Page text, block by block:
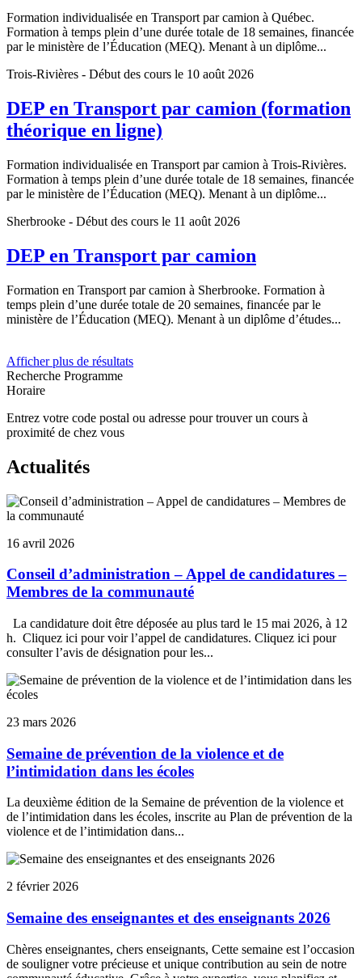
Formation individualisée en Transport par camion à Québec.
Formation à temps plein d’une durée totale de 18 semaines, financée
par le ministère de l’Éducation (MEQ). Menant à un diplôme...
Trois-Rivières - Début des cours le 10 août 2026
DEP en Transport par camion (formation
théorique en ligne)
Formation individualisée en Transport par camion à Trois-Rivières.
Formation à temps plein d’une durée totale de 18 semaines, financée
par le ministère de l’Éducation (MEQ). Menant à un diplôme...
Sherbrooke - Début des cours le 11 août 2026
DEP en Transport par camion
Formation en Transport par camion à Sherbrooke. Formation à
temps plein d’une durée totale de 20 semaines, financée par le
ministère de l’Éducation (MEQ). Menant à un diplôme d’études...
Afficher plus de résultats
Recherche Programme
Horaire
Entrez votre code postal ou adresse pour trouver un cours à
proximité de chez vous
Actualités
16 avril 2026
Conseil d’administration – Appel de candidatures –
Membres de la communauté
La candidature doit être déposée au plus tard le 15 mai 2026, à 12
h. Cliquez ici pour voir l’appel de candidatures. Cliquez ici pour
consulter l’avis de désignation pour les...
23 mars 2026
Semaine de prévention de la violence et de
l’intimidation dans les écoles
La deuxième édition de la Semaine de prévention de la violence et
de l’intimidation dans les écoles, inscrite au Plan de prévention de la
violence et de l’intimidation dans...
2 février 2026
Semaine des enseignantes et des enseignants 2026
Chères enseignantes, chers enseignants, Cette semaine est l’occasion
de souligner votre précieuse et unique contribution au sein de notre